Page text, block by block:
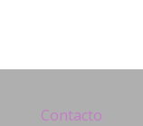
Contacto